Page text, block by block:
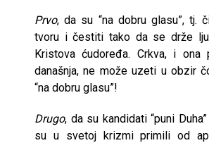
Prvo, da su “na dobru glasu”, tj.
tvoru i čestiti tako da se drže
Kristova ćudoređa. Crkva, i ona
današnja, ne može uzeti u obzir
“na dobru glasu”!
Drugo, da su kandidati “puni
su u svetoj krizmi primili od